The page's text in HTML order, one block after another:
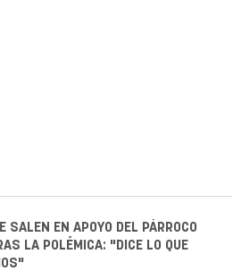
SALEN EN APOYO DEL PÁRROCO
LA POLÉMICA: "DICE LO QUE